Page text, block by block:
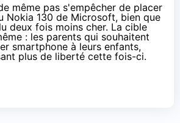
même pas s'empêcher de placer
Nokia 130 de Microsoft, bien que
deux fois moins cher. La cible
: les parents qui souhaitent
smartphone à leurs enfants,
plus de liberté cette fois-ci.